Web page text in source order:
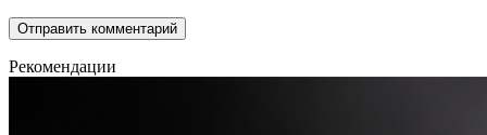
Рекомендации